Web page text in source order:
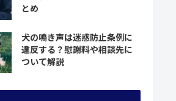
とめ
犬の鳴き声は迷惑防止条例に
違反する？慰謝料や相談先に
ついて解説